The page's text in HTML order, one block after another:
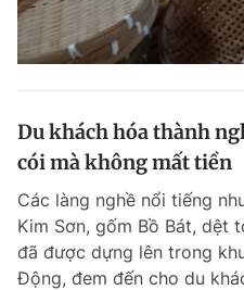
Du khách hóa thành
cói mà không mất tiền
Các làng nghề nổi tiếng
Kim Sơn, gốm Bồ Bát, dệt
đã được dựng lên trong
Động, đem đến cho du